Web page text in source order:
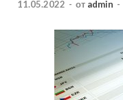
11.05.2022 - от admin -